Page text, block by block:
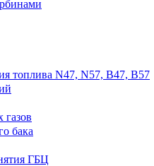
топлива N47, N57, B47, B57
газов
бака
ГБЦ